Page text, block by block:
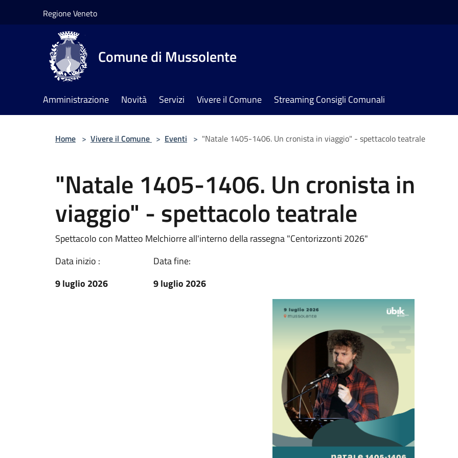
Regione Veneto
Comune di Mussolente
Amministrazione Novità Servizi Vivere il Comune Streaming Consigli Comunali
Home > Vivere il Comune > Eventi > "Natale 1405-1406. Un cronista in viaggio" - spettacolo teatrale
"Natale 1405-1406. Un cronista in
viaggio" - spettacolo teatrale
Spettacolo con Matteo Melchiorre all'interno della rassegna "Centorizzonti 2026"
Data inizio :
9 luglio 2026
Data fine:
9 luglio 2026